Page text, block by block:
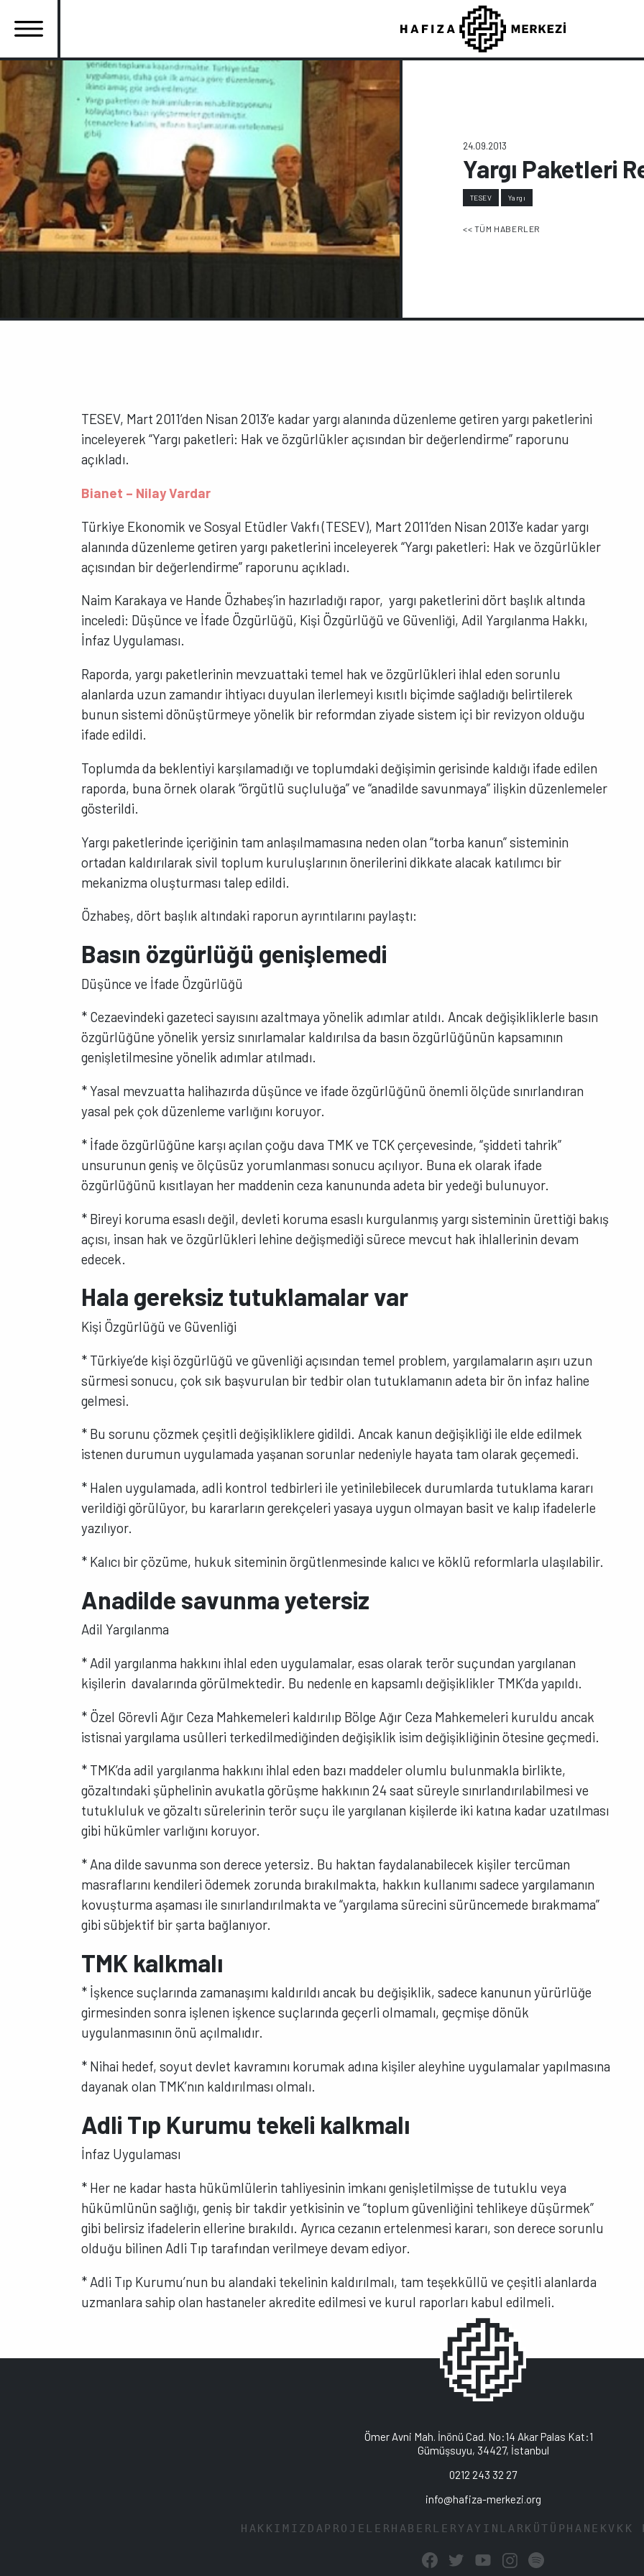
atla
Ana
gezinti
menüsü
24.09.2013
Yargı Paketleri
TESEV Yargı
<< TÜM HABERLER
TESEV, Mart 2011’den Nisan 2013’e kadar yargı alanında düzenleme getiren yargı paketlerini
inceleyerek “Yargı paketleri: Hak ve özgürlükler açısından bir değerlendirme” raporunu
açıkladı.
Bianet – Nilay Vardar
Türkiye Ekonomik ve Sosyal Etüdler Vakfı (TESEV), Mart 2011’den Nisan 2013’e kadar yargı
alanında düzenleme getiren yargı paketlerini inceleyerek “Yargı paketleri: Hak ve özgürlükler
açısından bir değerlendirme” raporunu açıkladı.
Naim Karakaya ve Hande Özhabeş’in hazırladığı rapor, yargı paketlerini dört başlık altında
inceledi: Düşünce ve İfade Özgürlüğü, Kişi Özgürlüğü ve Güvenliği, Adil Yargılanma Hakkı,
İnfaz Uygulaması.
Raporda, yargı paketlerinin mevzuattaki temel hak ve özgürlükleri ihlal eden sorunlu
alanlarda uzun zamandır ihtiyacı duyulan ilerlemeyi kısıtlı biçimde sağladığı belirtilerek
bunun sistemi dönüştürmeye yönelik bir reformdan ziyade sistem içi bir revizyon olduğu
ifade edildi.
Toplumda da beklentiyi karşılamadığı ve toplumdaki değişimin gerisinde kaldığı ifade edilen
raporda, buna örnek olarak “örgütlü suçluluğa” ve “anadilde savunmaya” ilişkin düzenlemeler
gösterildi.
Yargı paketlerinde içeriğinin tam anlaşılmamasına neden olan “torba kanun” sisteminin
ortadan kaldırılarak sivil toplum kuruluşlarının önerilerini dikkate alacak katılımcı bir
mekanizma oluşturması talep edildi.
Özhabeş, dört başlık altındaki raporun ayrıntılarını paylaştı:
Basın özgürlüğü genişlemedi
Düşünce ve İfade Özgürlüğü
* Cezaevindeki gazeteci sayısını azaltmaya yönelik adımlar atıldı. Ancak değişikliklerle basın
özgürlüğüne yönelik yersiz sınırlamalar kaldırılsa da basın özgürlüğünün kapsamının
genişletilmesine yönelik adımlar atılmadı.
* Yasal mevzuatta halihazırda düşünce ve ifade özgürlüğünü önemli ölçüde sınırlandıran
yasal pek çok düzenleme varlığını koruyor.
* İfade özgürlüğüne karşı açılan çoğu dava TMK ve TCK çerçevesinde, “şiddeti tahrik”
unsurunun geniş ve ölçüsüz yorumlanması sonucu açılıyor. Buna ek olarak ifade
özgürlüğünü kısıtlayan her maddenin ceza kanununda adeta bir yedeği bulunuyor.
* Bireyi koruma esaslı değil, devleti koruma esaslı kurgulanmış yargı sisteminin ürettiği bakış
açısı, insan hak ve özgürlükleri lehine değişmediği sürece mevcut hak ihlallerinin devam
edecek.
Hala gereksiz tutuklamalar var
Kişi Özgürlüğü ve Güvenliği
* Türkiye’de kişi özgürlüğü ve güvenliği açısından temel problem, yargılamaların aşırı uzun
sürmesi sonucu, çok sık başvurulan bir tedbir olan tutuklamanın adeta bir ön infaz haline
gelmesi.
* Bu sorunu çözmek çeşitli değişikliklere gidildi. Ancak kanun değişikliği ile elde edilmek
istenen durumun uygulamada yaşanan sorunlar nedeniyle hayata tam olarak geçemedi.
* Halen uygulamada, adli kontrol tedbirleri ile yetinilebilecek durumlarda tutuklama kararı
verildiği görülüyor, bu kararların gerekçeleri yasaya uygun olmayan basit ve kalıp ifadelerle
yazılıyor.
* Kalıcı bir çözüme, hukuk siteminin örgütlenmesinde kalıcı ve köklü reformlarla ulaşılabilir.
Anadilde savunma yetersiz
Adil Yargılanma
* Adil yargılanma hakkını ihlal eden uygulamalar, esas olarak terör suçundan yargılanan
kişilerin davalarında görülmektedir. Bu nedenle en kapsamlı değişiklikler TMK’da yapıldı.
* Özel Görevli Ağır Ceza Mahkemeleri kaldırılıp Bölge Ağır Ceza Mahkemeleri kuruldu ancak
istisnai yargılama usûlleri terkedilmediğinden değişiklik isim değişikliğinin ötesine geçmedi.
* TMK’da adil yargılanma hakkını ihlal eden bazı maddeler olumlu bulunmakla birlikte,
gözaltındaki şüphelinin avukatla görüşme hakkının 24 saat süreyle sınırlandırılabilmesi ve
tutukluluk ve gözaltı sürelerinin terör suçu ile yargılanan kişilerde iki katına kadar uzatılması
gibi hükümler varlığını koruyor.
* Ana dilde savunma son derece yetersiz. Bu haktan faydalanabilecek kişiler tercüman
masraflarını kendileri ödemek zorunda bırakılmakta, hakkın kullanımı sadece yargılamanın
kovuşturma aşaması ile sınırlandırılmakta ve “yargılama sürecini sürüncemede bırakmama”
gibi sübjektif bir şarta bağlanıyor.
TMK kalkmalı
* İşkence suçlarında zamanaşımı kaldırıldı ancak bu değişiklik, sadece kanunun yürürlüğe
girmesinden sonra işlenen işkence suçlarında geçerli olmamalı, geçmişe dönük
uygulanmasının önü açılmalıdır.
* Nihai hedef, soyut devlet kavramını korumak adına kişiler aleyhine uygulamalar yapılmasına
dayanak olan TMK’nın kaldırılması olmalı.
Adli Tıp Kurumu tekeli kalkmalı
İnfaz Uygulaması
* Her ne kadar hasta hükümlülerin tahliyesinin imkanı genişletilmişse de tutuklu veya
hükümlünün sağlığı, geniş bir takdir yetkisinin ve “toplum güvenliğini tehlikeye düşürmek”
gibi belirsiz ifadelerin ellerine bırakıldı. Ayrıca cezanın ertelenmesi kararı, son derece sorunlu
olduğu bilinen Adli Tıp tarafından verilmeye devam ediyor.
* Adli Tıp Kurumu’nun bu alandaki tekelinin kaldırılmalı, tam teşekküllü ve çeşitli alanlarda
uzmanlara sahip olan hastaneler akredite edilmesi ve kurul raporları kabul edilmeli.
Ömer Avni Mah. İnönü Cad. No:14 Akar Palas Kat:1
Gümüşsuyu, 34427, İstanbul
0212 243 32 27
info@hafiza-merkezi.org
HAKKIMIZDAPROJELERHABERLERYAYINLARKÜTÜPHANE KVKK